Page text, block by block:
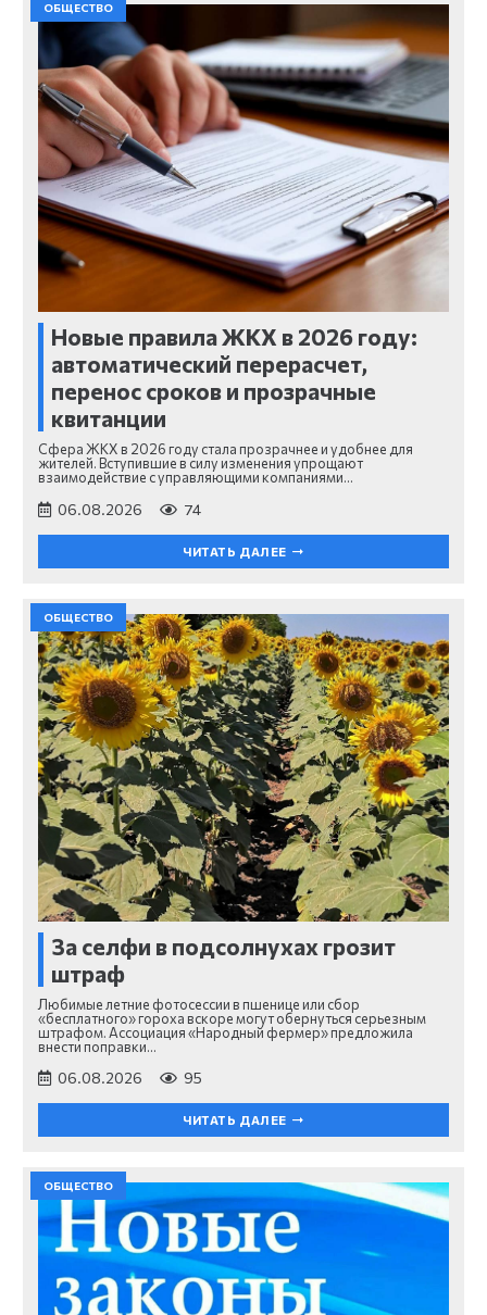
ОБЩЕСТВО
Новые правила ЖКХ в 2026 году:
автоматический перерасчет,
перенос сроков и прозрачные
квитанции
Сфера ЖКХ в 2026 году стала прозрачнее и удобнее для
жителей. Вступившие в силу изменения упрощают
взаимодействие с управляющими компаниями…
06.08.2026 74
ЧИТАТЬ ДАЛЕЕ
ОБЩЕСТВО
За селфи в подсолнухах грозит
штраф
Любимые летние фотосессии в пшенице или сбор
«бесплатного» гороха вскоре могут обернуться серьезным
штрафом. Ассоциация «Народный фермер» предложила
внести поправки…
06.08.2026 95
ЧИТАТЬ ДАЛЕЕ
ОБЩЕСТВО